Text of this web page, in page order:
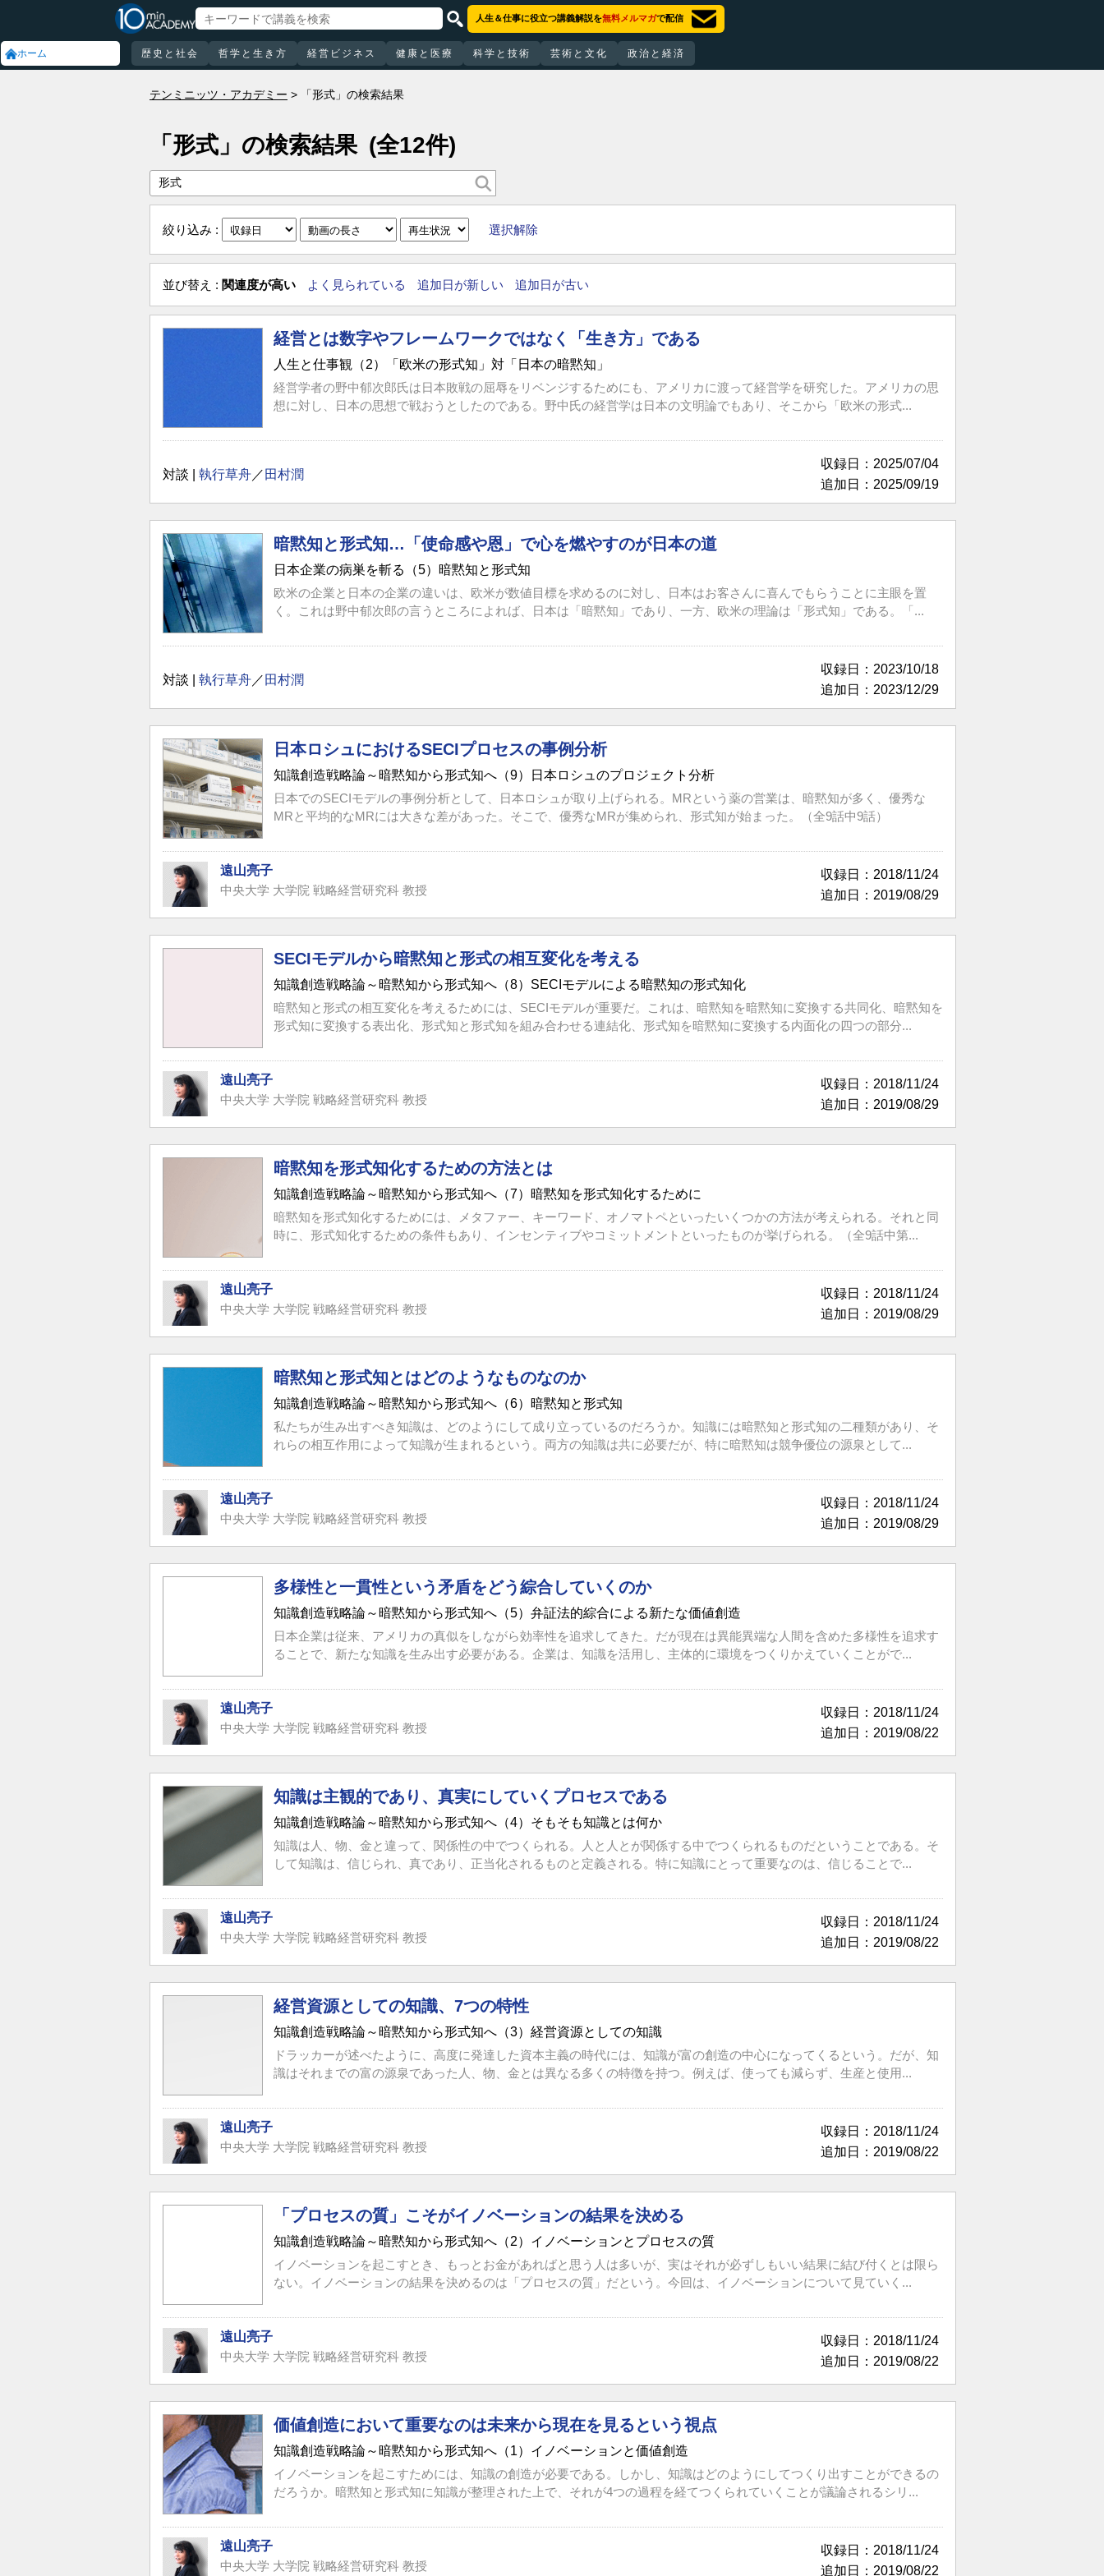
ホーム
人生＆仕事に役立つ講義解説を無料メルマガで配信
歴史と社会 哲学と生き方 経営ビジネス 健康と医療 科学と技術 芸術と文化 政治と経済
テンミニッツ・アカデミー 「形式」の検索結果
「形式」の検索結果 (全12件)
絞り込み : 選択解除
並び替え : 関連度が高い よく見られている 追加日が新しい 追加日が古い
経営とは数字やフレームワークではなく「生き方」である
人生と仕事観（2）「欧米の形式知」対「日本の暗黙知」
経営学者の野中郁次郎氏は日本敗戦の屈辱をリベンジするためにも、アメリカに渡って経営学を研究した。アメリカの思
想に対し、日本の思想で戦おうとしたのである。野中氏の経営学は日本の文明論でもあり、そこから「欧米の形式...
収録日：2025/07/04
追加日：2025/09/19
対談 | 執行草舟／ 田村潤
暗黙知と形式知…「使命感や恩」で心を燃やすのが日本の道
日本企業の病巣を斬る（5）暗黙知と形式知
欧米の企業と日本の企業の違いは、欧米が数値目標を求めるのに対し、日本はお客さんに喜んでもらうことに主眼を置
く。これは野中郁次郎の言うところによれば、日本は「暗黙知」であり、一方、欧米の理論は「形式知」である。「...
収録日：2023/10/18
追加日：2023/12/29
対談 | 執行草舟／ 田村潤
日本ロシュにおけるSECIプロセスの事例分析
知識創造戦略論～暗黙知から形式知へ（9）日本ロシュのプロジェクト分析
日本でのSECIモデルの事例分析として、日本ロシュが取り上げられる。MRという薬の営業は、暗黙知が多く、優秀な
MRと平均的なMRには大きな差があった。そこで、優秀なMRが集められ、形式知が始まった。（全9話中9話）
収録日：2018/11/24
追加日：2019/08/29
遠山亮子
中央大学 大学院 戦略経営研究科 教授
SECIモデルから暗黙知と形式の相互変化を考える
知識創造戦略論～暗黙知から形式知へ（8）SECIモデルによる暗黙知の形式知化
暗黙知と形式の相互変化を考えるためには、SECIモデルが重要だ。これは、暗黙知を暗黙知に変換する共同化、暗黙知を
形式知に変換する表出化、形式知と形式知を組み合わせる連結化、形式知を暗黙知に変換する内面化の四つの部分...
収録日：2018/11/24
追加日：2019/08/29
遠山亮子
中央大学 大学院 戦略経営研究科 教授
暗黙知を形式知化するための方法とは
知識創造戦略論～暗黙知から形式知へ（7）暗黙知を形式知化するために
暗黙知を形式知化するためには、メタファー、キーワード、オノマトペといったいくつかの方法が考えられる。それと同
時に、形式知化するための条件もあり、インセンティブやコミットメントといったものが挙げられる。（全9話中第...
収録日：2018/11/24
追加日：2019/08/29
遠山亮子
中央大学 大学院 戦略経営研究科 教授
暗黙知と形式知とはどのようなものなのか
知識創造戦略論～暗黙知から形式知へ（6）暗黙知と形式知
私たちが生み出すべき知識は、どのようにして成り立っているのだろうか。知識には暗黙知と形式知の二種類があり、そ
れらの相互作用によって知識が生まれるという。両方の知識は共に必要だが、特に暗黙知は競争優位の源泉として...
収録日：2018/11/24
追加日：2019/08/29
遠山亮子
中央大学 大学院 戦略経営研究科 教授
多様性と一貫性という矛盾をどう綜合していくのか
知識創造戦略論～暗黙知から形式知へ（5）弁証法的綜合による新たな価値創造
日本企業は従来、アメリカの真似をしながら効率性を追求してきた。だが現在は異能異端な人間を含めた多様性を追求す
ることで、新たな知識を生み出す必要がある。企業は、知識を活用し、主体的に環境をつくりかえていくことがで...
収録日：2018/11/24
追加日：2019/08/22
遠山亮子
中央大学 大学院 戦略経営研究科 教授
知識は主観的であり、真実にしていくプロセスである
知識創造戦略論～暗黙知から形式知へ（4）そもそも知識とは何か
知識は人、物、金と違って、関係性の中でつくられる。人と人とが関係する中でつくられるものだということである。そ
して知識は、信じられ、真であり、正当化されるものと定義される。特に知識にとって重要なのは、信じることで...
収録日：2018/11/24
追加日：2019/08/22
遠山亮子
中央大学 大学院 戦略経営研究科 教授
経営資源としての知識、7つの特性
知識創造戦略論～暗黙知から形式知へ（3）経営資源としての知識
ドラッカーが述べたように、高度に発達した資本主義の時代には、知識が富の創造の中心になってくるという。だが、知
識はそれまでの富の源泉であった人、物、金とは異なる多くの特徴を持つ。例えば、使っても減らず、生産と使用...
収録日：2018/11/24
追加日：2019/08/22
遠山亮子
中央大学 大学院 戦略経営研究科 教授
「プロセスの質」こそがイノベーションの結果を決める
知識創造戦略論～暗黙知から形式知へ（2）イノベーションとプロセスの質
イノベーションを起こすとき、もっとお金があればと思う人は多いが、実はそれが必ずしもいい結果に結び付くとは限ら
ない。イノベーションの結果を決めるのは「プロセスの質」だという。今回は、イノベーションについて見ていく...
収録日：2018/11/24
追加日：2019/08/22
遠山亮子
中央大学 大学院 戦略経営研究科 教授
価値創造において重要なのは未来から現在を見るという視点
知識創造戦略論～暗黙知から形式知へ（1）イノベーションと価値創造
イノベーションを起こすためには、知識の創造が必要である。しかし、知識はどのようにしてつくり出すことができるの
だろうか。暗黙知と形式知に知識が整理された上で、それが4つの過程を経てつくられていくことが議論されるシリ...
収録日：2018/11/24
追加日：2019/08/22
遠山亮子
中央大学 大学院 戦略経営研究科 教授